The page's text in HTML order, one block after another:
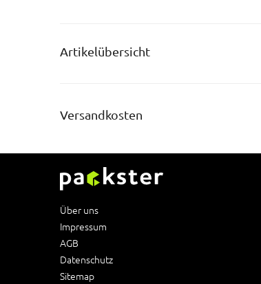
Artikelübersicht
Versandkosten
Über uns
Impressum
AGB
Datenschutz
Sitemap